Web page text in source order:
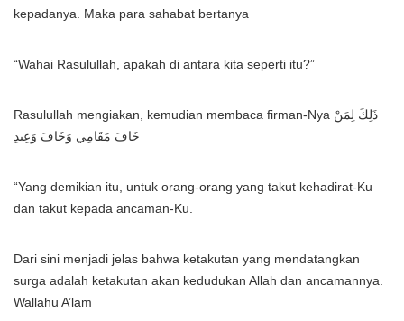
kepadanya. Maka para sahabat bertanya
“Wahai Rasulullah, apakah di antara kita seperti itu?”
Rasulullah mengiakan, kemudian membaca firman-Nya ذَلِكَ لِمَنْ
خَافَ مَقَامِي وَخَافَ وَعِيدِ
“Yang demikian itu, untuk orang-orang yang takut kehadirat-Ku
dan takut kepada ancaman-Ku.
Dari sini menjadi jelas bahwa ketakutan yang mendatangkan
surga adalah ketakutan akan kedudukan Allah dan ancamannya.
Wallahu A’lam